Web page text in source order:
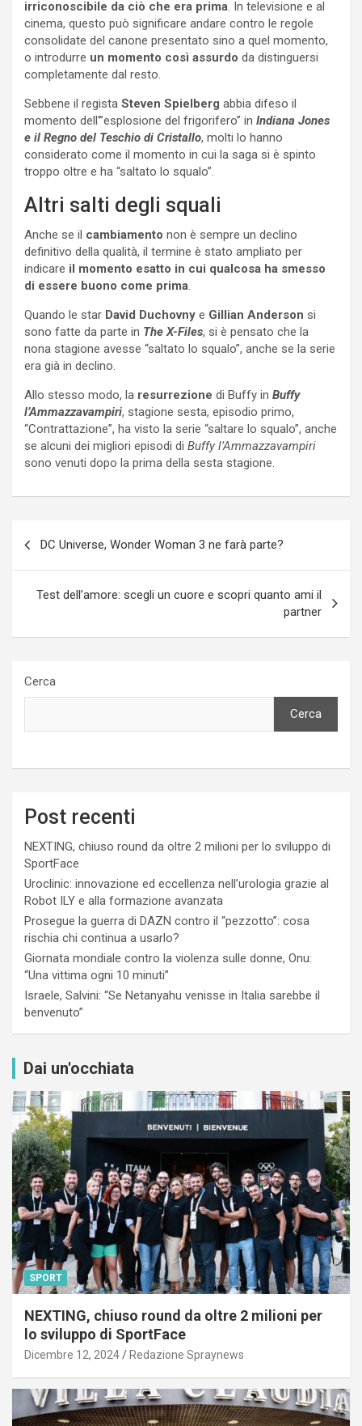
irriconoscibile da ciò che era prima. In televisione e al
cinema, questo può significare andare contro le regole
consolidate del canone presentato sino a quel momento,
o introdurre un momento così assurdo da distinguersi
completamente dal resto.
Sebbene il regista Steven Spielberg abbia difeso il
momento dell'”esplosione del frigorifero” in Indiana Jones
e il Regno del Teschio di Cristallo, molti lo hanno
considerato come il momento in cui la saga si è spinto
troppo oltre e ha “saltato lo squalo”.
Altri salti degli squali
Anche se il cambiamento non è sempre un declino
definitivo della qualità, il termine è stato ampliato per
indicare il momento esatto in cui qualcosa ha smesso
di essere buono come prima.
Quando le star David Duchovny e Gillian Anderson si
sono fatte da parte in The X-Files, si è pensato che la
nona stagione avesse “saltato lo squalo”, anche se la serie
era già in declino.
Allo stesso modo, la resurrezione di Buffy in Buffy
l’Ammazzavampiri, stagione sesta, episodio primo,
“Contrattazione”, ha visto la serie “saltare lo squalo”, anche
se alcuni dei migliori episodi di Buffy l’Ammazzavampiri
sono venuti dopo la prima della sesta stagione.
DC Universe, Wonder Woman 3 ne farà parte?
Test dell’amore: scegli un cuore e scopri quanto ami il
partner
Cerca
Cerca
Post recenti
NEXTING, chiuso round da oltre 2 milioni per lo sviluppo di
SportFace
Uroclinic: innovazione ed eccellenza nell’urologia grazie al
Robot ILY e alla formazione avanzata
Prosegue la guerra di DAZN contro il “pezzotto”: cosa
rischia chi continua a usarlo?
Giornata mondiale contro la violenza sulle donne, Onu:
“Una vittima ogni 10 minuti”
Israele, Salvini: “Se Netanyahu venisse in Italia sarebbe il
benvenuto”
Dai un'occhiata
SPORT
NEXTING, chiuso round da oltre 2 milioni per
lo sviluppo di SportFace
Dicembre 12, 2024 Redazione Spraynews